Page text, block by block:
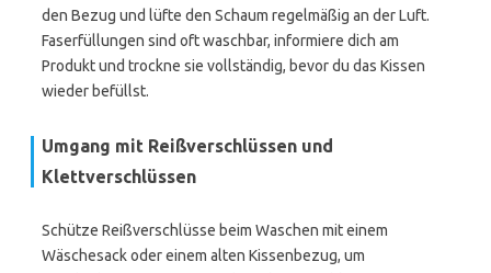
den Bezug und lüfte den Schaum regelmäßig an der Luft.
Faserfüllungen sind oft waschbar, informiere dich am
Produkt und trockne sie vollständig, bevor du das Kissen
wieder befüllst.
Umgang mit Reißverschlüssen und
Klettverschlüssen
Schütze Reißverschlüsse beim Waschen mit einem
Wäschesack oder einem alten Kissenbezug, um